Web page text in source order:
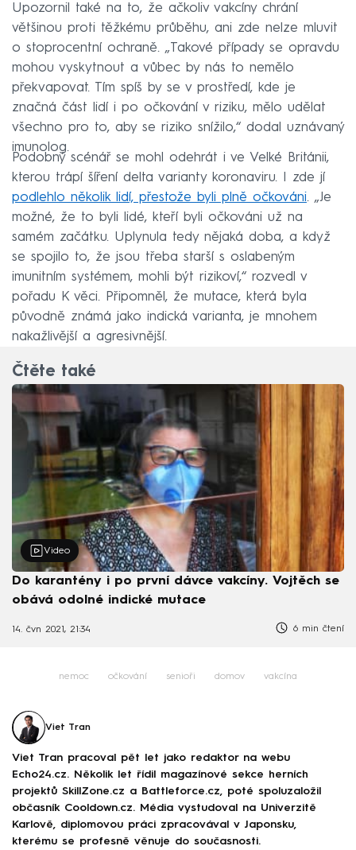
Upozornil také na to, že ačkoliv vakcíny chrání
většinou proti těžkému průběhu, ani zde nelze mluvit
o stoprocentní ochraně. „Takové případy se opravdu
mohou vyskytnout a vůbec by nás to nemělo
překvapovat. Tím spíš by se v prostředí, kde je
značná část lidí i po očkování v riziku, mělo udělat
všechno pro to, aby se riziko snížilo,“ dodal uznávaný
imunolog.
Podobný scénář se mohl odehrát i ve Velké Británii,
kterou trápí šíření delta varianty koronaviru. I zde jí
podlehlo několik lidí, přestože byli plně očkováni. „Je
možné, že to byli lidé, kteří byli očkováni už na
samém začátku. Uplynula tedy nějaká doba, a když
se spojilo to, že jsou třeba starší s oslabeným
imunitním systémem, mohli být rizikoví,“ rozvedl v
pořadu K věci. Připomněl, že mutace, která byla
původně známá jako indická varianta, je mnohem
nakažlivější a agresivnější.
Čtěte také
Video
Do karantény i po první dávce vakcíny. Vojtěch se
obává odolné indické mutace
14. čvn 2021, 21:34 6 min čtení
nemoc očkování senioři domov vakcína
Viet Tran
Viet Tran pracoval pět let jako redaktor na webu
Echo24.cz. Několik let řídil magazínové sekce herních
projektů SkillZone.cz a Battleforce.cz, poté spoluzaložil
občasník Cooldown.cz. Média vystudoval na Univerzitě
Karlově, diplomovou práci zpracovával v Japonsku,
kterému se profesně věnuje do současnosti.